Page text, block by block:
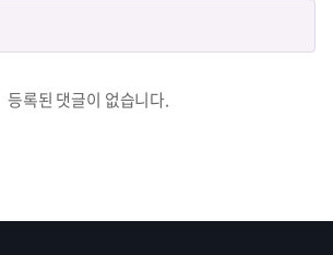
등록된 댓글이 없습니다.